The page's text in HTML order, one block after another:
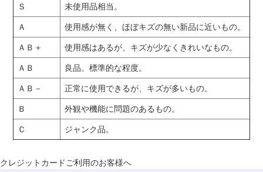
Ｓ
未使用品相当。
Ａ
使用感が無く、ほぼキズの無い新品に近いもの。
ＡＢ＋
使用感はあるが、キズが少なくきれいなもの。
ＡＢ
良品。標準的な程度。
ＡＢ－
正常に使用できるが、キズが多いもの。
Ｂ
外観や機能に問題のあるもの。
Ｃ
ジャンク品。
クレジットカードご利用のお客様へ